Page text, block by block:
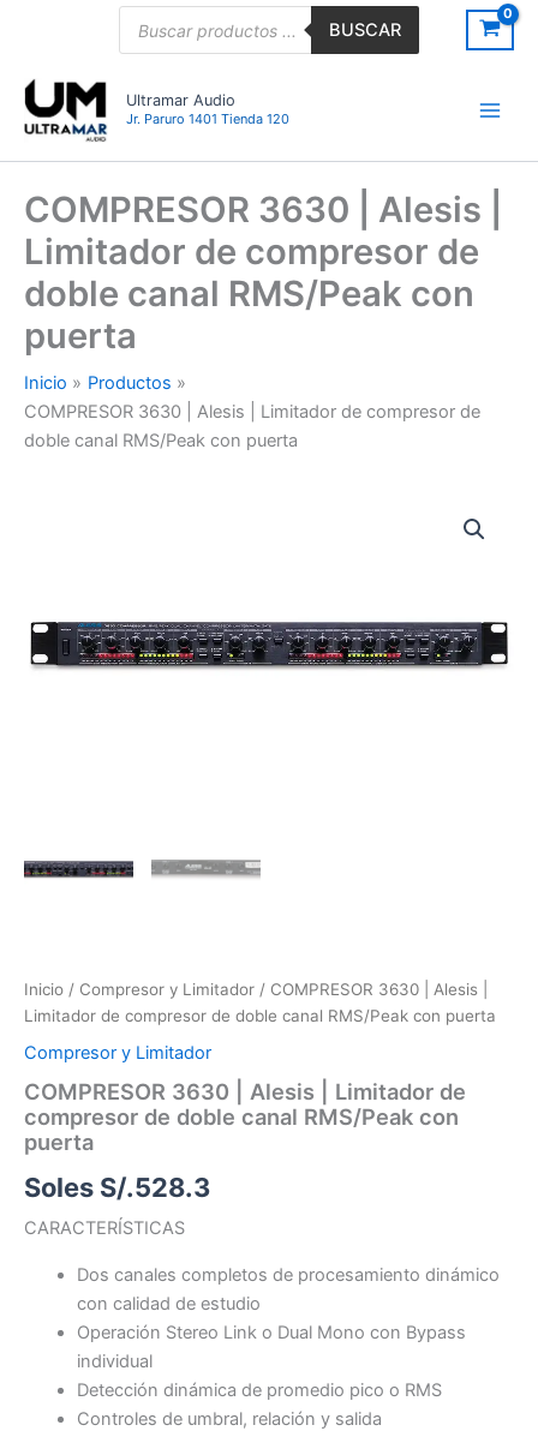
BUSCAR
Ultramar Audio
Jr. Paruro 1401 Tienda 120
COMPRESOR 3630 | Alesis |
Limitador de compresor de
doble canal RMS/Peak con
puerta
Inicio
Productos
COMPRESOR 3630 | Alesis | Limitador de compresor de
doble canal RMS/Peak con puerta
Inicio / Compresor y Limitador / COMPRESOR 3630 | Alesis |
Limitador de compresor de doble canal RMS/Peak con puerta
Compresor y Limitador
COMPRESOR 3630 | Alesis | Limitador de
compresor de doble canal RMS/Peak con
puerta
Soles S/.528.3
CARACTERÍSTICAS
Dos canales completos de procesamiento dinámico
con calidad de estudio
Operación Stereo Link o Dual Mono con Bypass
individual
Detección dinámica de promedio pico o RMS
Controles de umbral, relación y salida